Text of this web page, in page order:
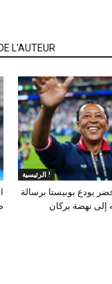
L'AUTEUR
الرئيسية !
يودع بوبيستا برسالة
إلى نهضة بركان